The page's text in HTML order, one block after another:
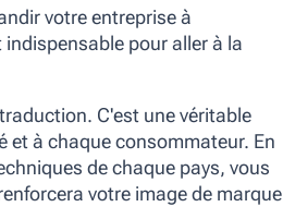
votre entreprise à
pour aller à la
C'est une véritable
et à chaque consommateur. En
de chaque pays, vous
votre image de marque